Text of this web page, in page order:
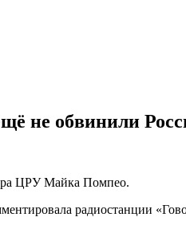
не обвинили
ЦРУ Майка Помпео.
радиостанции